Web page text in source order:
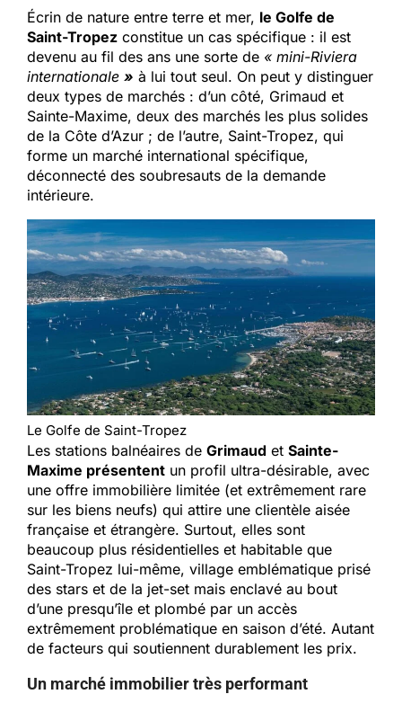
Écrin de nature entre terre et mer, le Golfe de
Saint-Tropez constitue un cas spécifique : il est
devenu au fil des ans une sorte de « mini-Riviera
internationale » à lui tout seul. On peut y distinguer
deux types de marchés : d’un côté, Grimaud et
Sainte-Maxime, deux des marchés les plus solides
de la Côte d’Azur ; de l’autre, Saint-Tropez, qui
forme un marché international spécifique,
déconnecté des soubresauts de la demande
intérieure.
Le Golfe de Saint-Tropez
Les stations balnéaires de Grimaud et Sainte-
Maxime présentent un profil ultra-désirable, avec
une offre immobilière limitée (et extrêmement rare
sur les biens neufs) qui attire une clientèle aisée
française et étrangère. Surtout, elles sont
beaucoup plus résidentielles et habitable que
Saint-Tropez lui-même, village emblématique prisé
des stars et de la jet-set mais enclavé au bout
d’une presqu’île et plombé par un accès
extrêmement problématique en saison d’été. Autant
de facteurs qui soutiennent durablement les prix.
Un marché immobilier très performant